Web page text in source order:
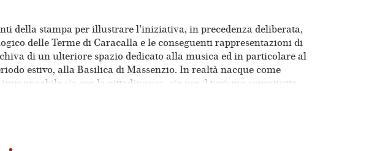
della stampa per illustrare l’iniziativa, in precedenza deliberata,
delle Terme di Caracalla e le conseguenti rappresentazioni di
di un ulteriore spazio dedicato alla musica ed in particolare al
estivo, alla Basilica di Massenzio. In realtà nacque come
sia per la cittadinanza, sia per il turismo soprattutto
Reale dell’Opera e per la continuità lavorativa di tutto il